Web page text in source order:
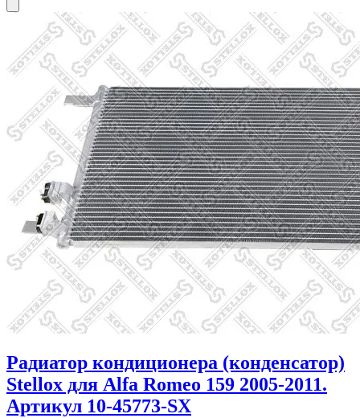
Радиатор кондиционера (конденсатор)
Stellox для Alfa Romeo 159 2005-2011.
Артикул 10-45773-SX